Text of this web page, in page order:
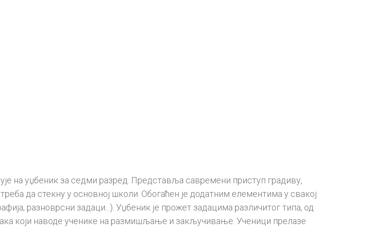
на уџбеник за седми разред. Представља савремени приступ градиву,
да стекну у основној школи. Обогаћен је додатним елементима у свакој
разноврсни задаци...). Уџбеник је прожет задацима различитог типа, од
који наводе ученике на размишљање и закључивање. Ученици прелазе